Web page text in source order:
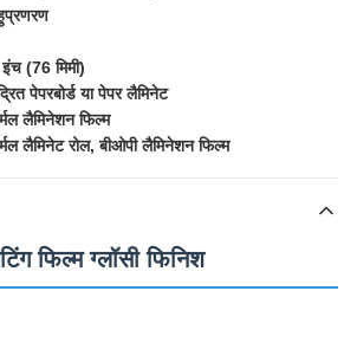
(76 मिमी)
पेपरबोर्ड या पेपर लैमिनेट
लैमिनेशन फिल्म
लैमिनेट रोल,बीओपी लैमिनेशन फिल्म
फिल्म ग्लॉसी फिनिश